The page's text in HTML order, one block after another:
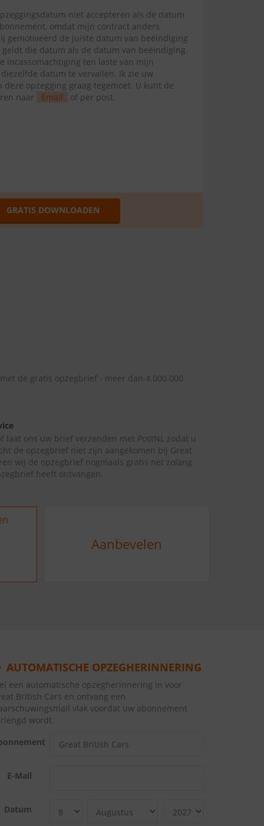
niet accepteren als de datum
omdat mijn contract anders
gemotiveerd de juiste datum van beëindiging
die datum als de datum van beëindiging.
incassomachtiging ten laste van mijn
datum te vervallen. Ik zie uw
opzegging graag tegemoet. U kunt de
naar
Email of per post.
GRATIS DOWNLOADEN
de gratis opzegbrief - meer dan 4.000.000
laat ons uw brief verzenden met PostNL zodat u
de opzegbrief niet zijn aangekomen bij Great
wij de opzegbrief nogmaals gratis net zolang
heeft ontvangen.
Aanbevelen
AUTOMATISCHE OPZEGHERINNERING
een automatische opzegherinnering in voor
British Cars en ontvang een
vlak voordat uw abonnement
wordt.
E-Mail
Datum